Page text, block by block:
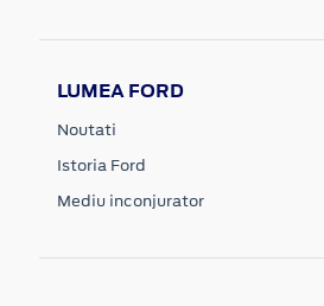
LUMEA FORD
Noutati
Istoria Ford
Mediu inconjurator